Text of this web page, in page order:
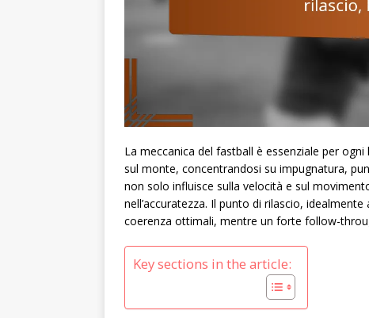
La meccanica del fastball è essenziale per
sul monte, concentrandosi su impugnatura,
non solo influisce sulla velocità e sul
nell’accuratezza. Il punto di rilascio,
coerenza ottimali, mentre un forte follow-
Key sections in the article: